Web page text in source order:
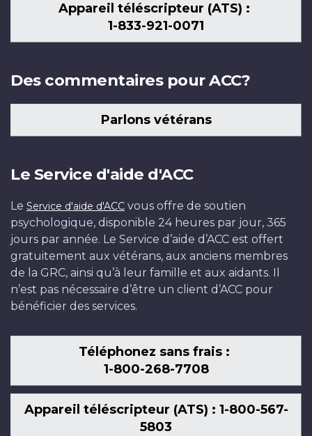
Appareil téléscripteur (ATS) :
1-833-921-0071
Des commentaires pour ACC?
Parlons vétérans
Le Service d'aide d'ACC
Le Service d'aide d'ACC vous offre de soutien
psychologique, disponible 24 heures par jour, 365
jours par année. Le Service d’aide d’ACC est offert
gratuitement aux vétérans, aux anciens membres
de la GRC, ainsi qu’à leur famille et aux aidants. Il
n’est pas nécessaire d’être un client d’ACC pour
bénéficier des services.
Téléphonez sans frais :
1-800-268-7708
Appareil téléscripteur (ATS) : 1-800-567-
5803